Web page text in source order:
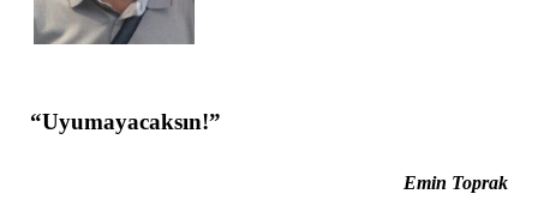
“Uyumayacaksın!”
Emin Toprak